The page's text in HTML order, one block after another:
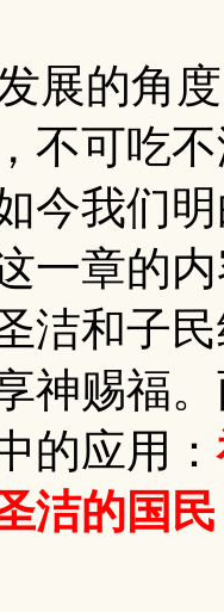
的角度
不可吃
今我们
一章的
洁和子
神赐福
的应用：
洁的国